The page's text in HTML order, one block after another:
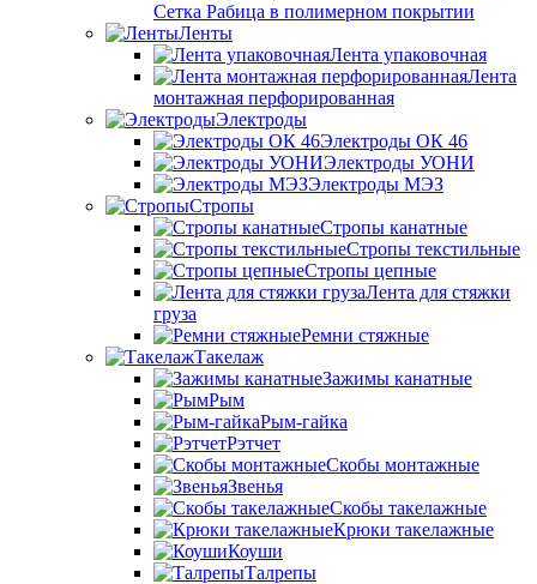
Сетка Рабица в полимерном покрытии
Ленты
Лента упаковочная
Лента
монтажная перфорированная
Электроды
Электроды ОК 46
Электроды УОНИ
Электроды МЭЗ
Стропы
Стропы канатные
Стропы текстильные
Стропы цепные
Лента для стяжки
груза
Ремни стяжные
Такелаж
Зажимы канатные
Рым
Рым-гайка
Рэтчет
Скобы монтажные
Звенья
Скобы такелажные
Крюки такелажные
Коуши
Талрепы